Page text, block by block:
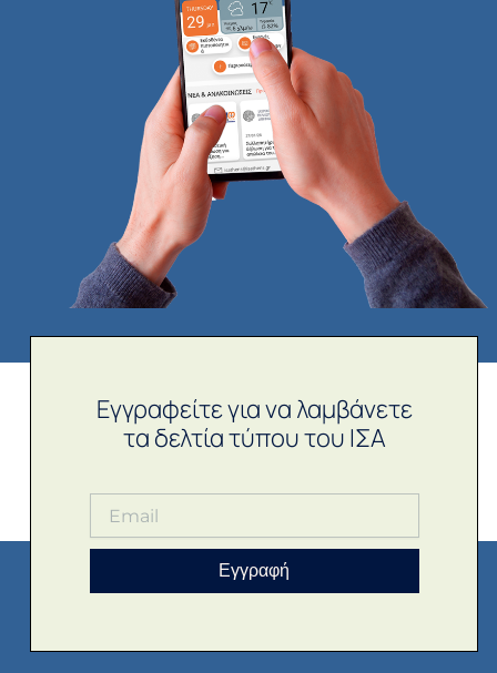
Εγγραφείτε για να λαμβάνετε
τα δελτία τύπου του ΙΣΑ
Εγγραφή